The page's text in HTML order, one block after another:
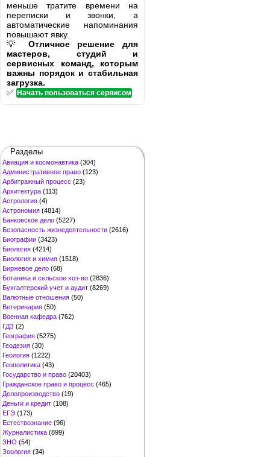
меньше тратите времени на
переписки и звонки, а
автоматические напоминания
повышают явку.
💡 Отличное решение для
мастеров, студий и
сервисных команд, которым
важны порядок и стабильная
загрузка.
✅ Начать пользоваться сервисом
Разделы
Авиация и космонавтика (304)
Административное право (123)
Арбитражный процесс (23)
Архитектура (113)
Астрология (4)
Астрономия (4814)
Банковское дело (5227)
Безопасность жизнедеятельности (2616)
Биографии (3423)
Биология (4214)
Биология и химия (1518)
Биржевое дело (68)
Ботаника и сельское хоз-во (2836)
Бухгалтерский учет и аудит (8269)
Валютные отношения (50)
Ветеринария (50)
Военная кафедра (762)
ГДЗ (2)
География (5275)
Геодезия (30)
Геология (1222)
Геополитика (43)
Государство и право (20403)
Гражданское право и процесс (465)
Делопроизводство (19)
Деньги и кредит (108)
ЕГЭ (173)
Естествознание (96)
Журналистика (899)
ЗНО (54)
Зоология (34)